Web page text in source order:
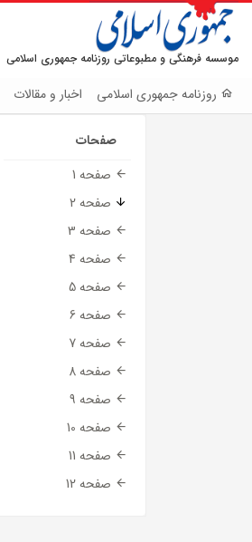
موسسه فرهنگی و مطبوعاتی روزنامه جمهوری اسلامی
روزنامه جمهوری اسلامی اخبار و مقالات
صفحات
صفحه 1
صفحه 2
صفحه 3
صفحه 4
صفحه 5
صفحه 6
صفحه 7
صفحه 8
صفحه 9
صفحه 10
صفحه 11
صفحه 12